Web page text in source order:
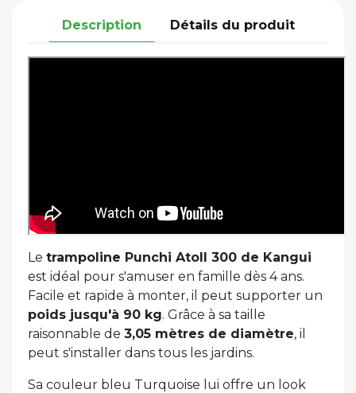
Description Détails du produit
Le trampoline Punchi Atoll 300 de Kangui
est idéal pour s'amuser en famille dès 4 ans.
Facile et rapide à monter, il peut supporter un
poids jusqu'à 90 kg. Grâce à sa taille
raisonnable de 3,05 mètres de diamètre, il
peut s'installer dans tous les jardins.
Sa couleur bleu Turquoise lui offre un look